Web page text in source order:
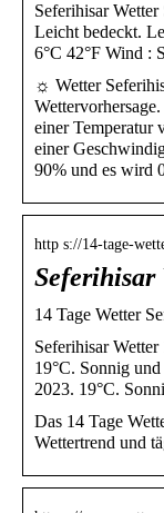
Seferihisar
Leicht bedeckt.
6°C 42°F Wind :
☼ Wetter
einer Temperatur
einer
90% und es wird
http s://14-tage-
Seferihisar
14 Tage Wetter
Seferihisar
19°C. Sonnig
2023. 19°C.
Das 14 Tage
Wettertrend und